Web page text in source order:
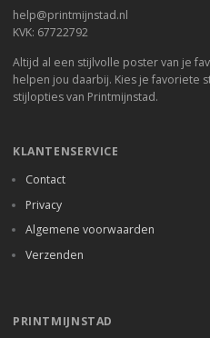
help@printmijnstad.nl
KVK: 67722792
Altijd al een stijlvolle poster van je
helpen jou daarbij. Kies je favoriete
stijlopties van Printmijnstad.
KLANTENSERVICE
Contact
Privacy
Algemene voorwaarden
Verzenden
PRINTMIJNSTAD